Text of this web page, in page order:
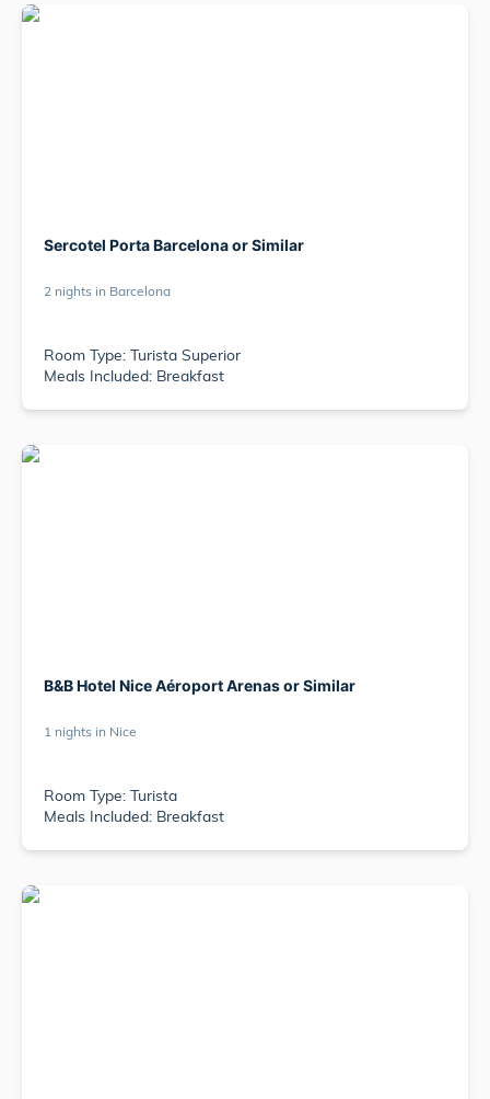
Sercotel Porta Barcelona or Similar
2 nights in Barcelona
Room Type: Turista Superior
Meals Included: Breakfast
B&B Hotel Nice Aéroport Arenas or Similar
1 nights in Nice
Room Type: Turista
Meals Included: Breakfast